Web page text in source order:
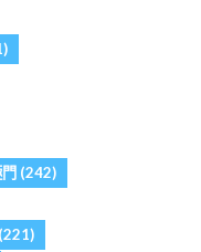
(242)
(221)